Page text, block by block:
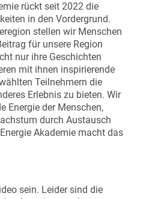
rückt seit 2022 die
in den Vordergrund.
stellen wir Menschen
für unsere Region
nur ihre Geschichten
mit ihnen inspirierende
Teilnehmern die
Erlebnis zu bieten. Wir
Energie der Menschen,
durch Austausch
Akademie macht das
sein. Leider sind die